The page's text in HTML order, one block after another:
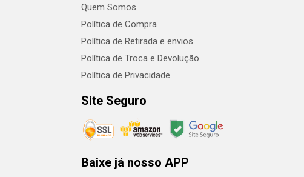
Quem Somos
Política de Compra
Política de Retirada e envios
Política de Troca e Devolução
Política de Privacidade
Site Seguro
Baixe já nosso APP